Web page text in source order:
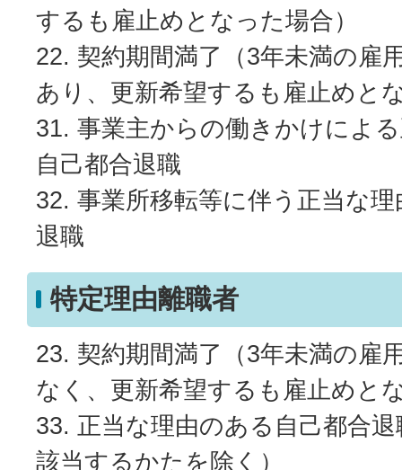
するも雇止めとなった場合）
22. 契約期間満了（3年未満の雇
あり、更新希望するも雇止めと
31. 事業主からの働きかけによ
自己都合退職
32. 事業所移転等に伴う正当な
退職
特定理由離職者
23. 契約期間満了（3年未満の雇
なく、更新希望するも雇止めと
33. 正当な理由のある自己都合
該当するかたを除く）